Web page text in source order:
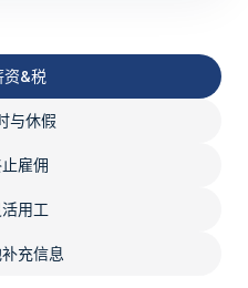
资&税
与休假
雇佣
用工
充信息